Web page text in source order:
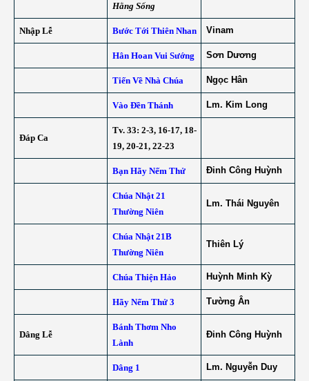
Hằng Sống
Nhập Lễ Bước Tới Thiên Nhan Vinam
Hân Hoan Vui Sướng Sơn Dương
Tiến Về Nhà Chúa Ngọc Hân
Vào Đền Thánh Lm. Kim Long
Đáp Ca
Tv. 33: 2-3, 16-17, 18-
19, 20-21, 22-23
Bạn Hãy Nếm Thử Đinh Công Huỳnh
Chúa Nhật 21
Thường Niên
Lm. Thái Nguyên
Chúa Nhật 21B
Thường Niên
Thiên Lý
Chúa Thiện Hảo Huỳnh Minh Kỳ
Hãy Nếm Thử 3 Tường Ân
Dâng Lễ
Bánh Thơm Nho
Lành
Đinh Công Huỳnh
Dâng 1 Lm. Nguyễn Duy